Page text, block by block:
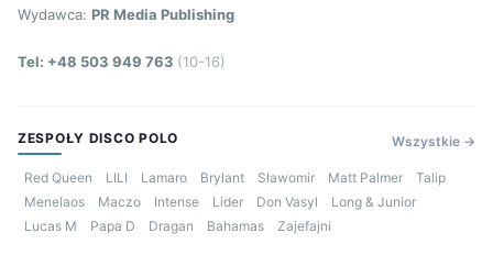
Wydawca: PR Media Publishing
Tel: +48 503 949 763 (10-16)
ZESPOŁY DISCO POLO Wszystkie →
Red Queen LILI Lamaro Brylant Sławomir Matt Palmer
Talip
Menelaos
Maczo Intense Lider Don Vasyl
Long & Junior
Lucas M
Papa D Dragan Bahamas Zajefajni